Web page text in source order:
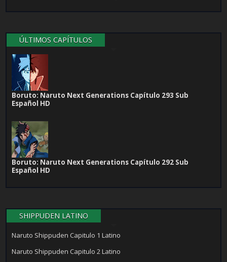
ÚLTIMOS CAPÍTULOS
Boruto: Naruto Next Generations Capítulo 293 Sub
Español HD
Boruto: Naruto Next Generations Capítulo 292 Sub
Español HD
SHIPPUDEN LATINO
Naruto Shippuden Capitulo 1 Latino
Naruto Shippuden Capitulo 2 Latino